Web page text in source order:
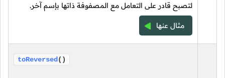
لتصبح قادر على التعامل مع المصفوفة ذاتها بإسم آخر.
مثال عنها
toReversed ()